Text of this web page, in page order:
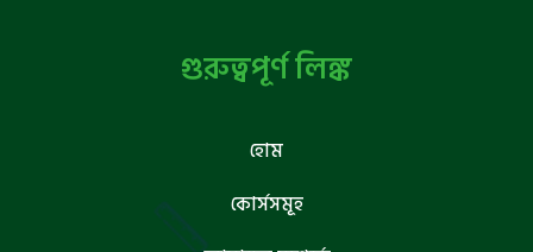
গুরুত্বপূর্ণ লিঙ্ক
হোম
কোর্সসমূহ